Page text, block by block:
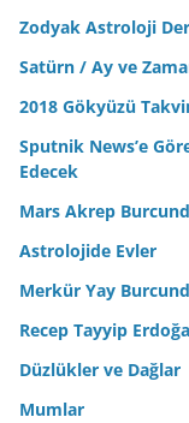
Zodyak Astroloji
Satürn / Ay ve
2018 Gökyüzü
Sputnik News’e
Edecek
Mars Akrep
Astrolojide Evler
Merkür Yay
Recep Tayyip
Düzlükler ve Dağlar
Mumlar